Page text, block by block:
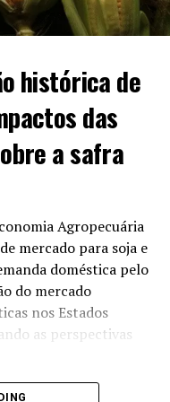
média de R$ 3,74/l, os
em preço baixo
3,70/l).
em relação ao
o litro custava R$
mantém o
fabricação de
atrás apenas do
histórica de
das
a safra
Agropecuária
mercado para soja e
doméstica pelo
do mercado
nos Estados
as perspectivas
as altas